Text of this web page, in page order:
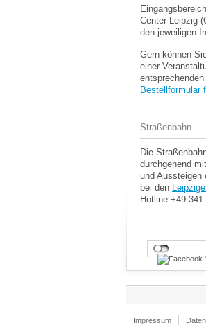
Center Leipzig
den jeweiligen
Gern können
einer
Bestellformular
Straßenbahn
Die
durchgehend
und Aussteigen
bei den
Hotline +49
Impressum